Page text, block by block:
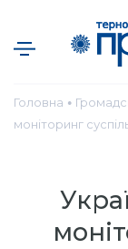
Головна ●
моніторинг